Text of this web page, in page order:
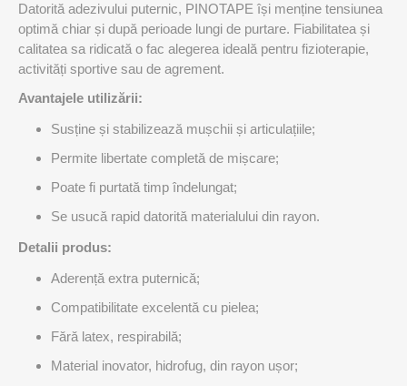
Datorită adezivului puternic, PINOTAPE își menține tensiunea
optimă chiar și după perioade lungi de purtare. Fiabilitatea și
calitatea sa ridicată o fac alegerea ideală pentru fizioterapie,
activități sportive sau de agrement.
Avantajele utilizării:
Susține și stabilizează mușchii și articulațiile;
Permite libertate completă de mișcare;
Poate fi purtată timp îndelungat;
Se usucă rapid datorită materialului din rayon.
Detalii produs:
Aderență extra puternică;
Compatibilitate excelentă cu pielea;
Fără latex, respirabilă;
Material inovator, hidrofug, din rayon ușor;